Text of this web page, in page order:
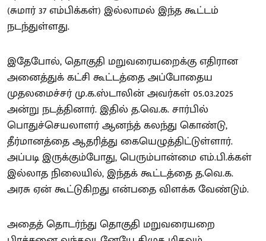
(சுமார் 37 எம்பிக்கள்) இல்லாமல் இந்த கூட்டம்
நடந்துள்ளது.
இதேபோல், தொகுதி மறுவரையறைக்கு எதிரான
அனைத்துக் கட்சி கூட்டத்தை அப்போதைய
முதலமைச்சர் மு.க.ஸ்டாலின் அவர்கள் 05.03.2025
அன்று நடத்தினார். இதில் த.வெ.க. சார்பில்
பொதுச்செயலாளர் ஆனந்த் கலந்து கொண்டு,
தீர்மானத்தை ஆதரித்து கையெழுத்திட்டுள்ளார்.
அப்படி இருக்கும்போது, பெரும்பான்மை எம்.பி.க்கள்
இல்லாத நிலையில், இந்தக் கூட்டத்தை த.வெ.க.
அரசு ஏன் கூட்டுகிறது என்பதை விளக்க வேண்டும்.
அதைத் தொடர்ந்து தொகுதி மறுவரையறை